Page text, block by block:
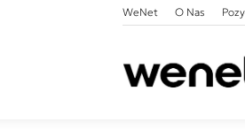
WeNet O Nas